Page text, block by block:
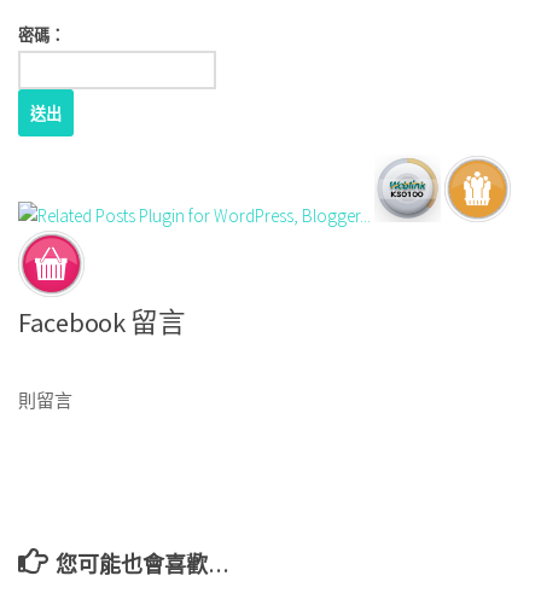
密碼：
Facebook 留言
則留言
您可能也會喜歡…